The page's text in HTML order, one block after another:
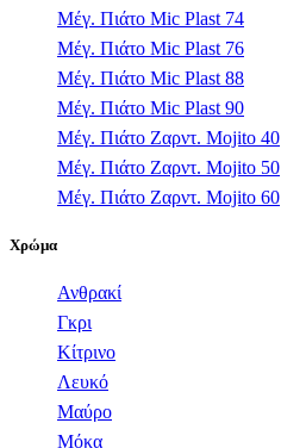
Μέγ. Πιάτο Mic Plast 74
Μέγ. Πιάτο Mic Plast 76
Μέγ. Πιάτο Mic Plast 88
Μέγ. Πιάτο Mic Plast 90
Μέγ. Πιάτο Ζαρντ. Mojito 40
Μέγ. Πιάτο Ζαρντ. Mojito 50
Μέγ. Πιάτο Ζαρντ. Mojito 60
Χρώμα
Ανθρακί
Γκρι
Κίτρινο
Λευκό
Μαύρο
Μόκα